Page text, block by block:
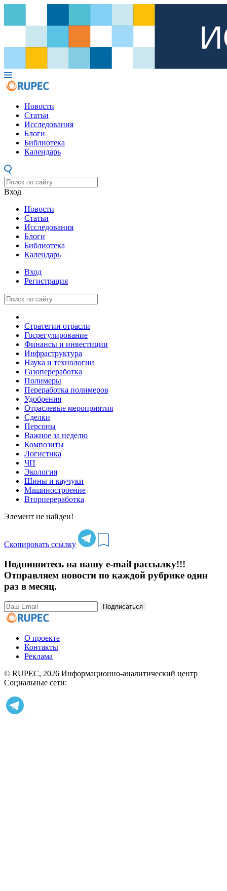
Новости
Статьи
Исследования
Блоги
Библиотека
Календарь
Вход
Новости
Статьи
Исследования
Блоги
Библиотека
Календарь
Вход
Регистрация
Стратегии отрасли
Госрегулирование
Финансы и инвестиции
Инфраструктура
Наука и технологии
Газопереработка
Полимеры
Переработка полимеров
Удобрения
Отраслевые мероприятия
Сделки
Персоны
Важное за неделю
Композиты
Логистика
ЧП
Экология
Шины и каучуки
Машиностроение
Вторпереработка
Элемент не найден!
Скопировать ссылку
Подпишитесь на нашу e-mail рассылку!!!
Отправляем новости по каждой рубрике один
раз в месяц.
Подписаться
О проекте
Контакты
Реклама
© RUPEC, 2026 Информационно-аналитический центр
Социальные сети: